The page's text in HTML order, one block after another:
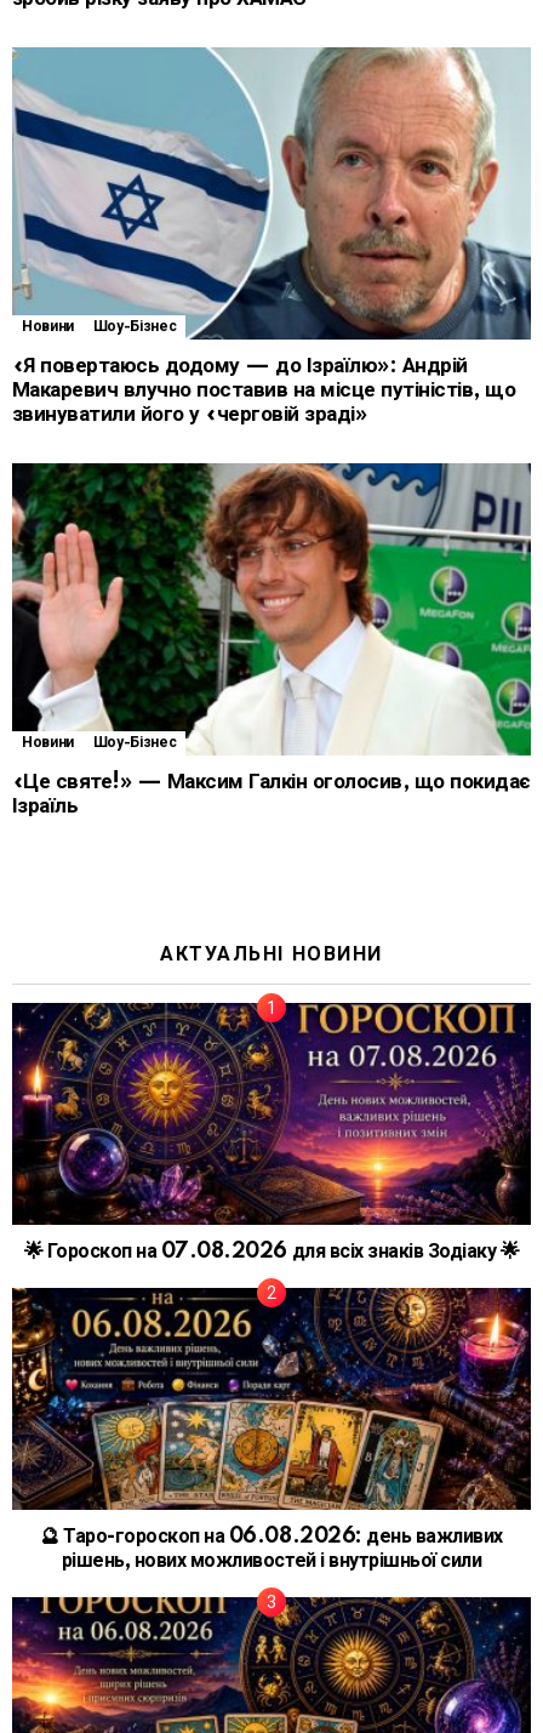
Новини Шоу-Бізнес
«Я повертаюсь додому — до Ізраїлю»: Андрій
Макаревич влучно поставив на місце путіністів, що
звинуватили його у «черговій зраді»
Новини Шоу-Бізнес
«Це святе!» — Максим Галкін оголосив, що покидає
Ізраїль
АКТУАЛЬНІ НОВИНИ
🌟 Гороскоп на 07.08.2026 для всіх знаків Зодіаку 🌟
🔮 Таро-гороскоп на 06.08.2026: день важливих
рішень, нових можливостей і внутрішньої сили